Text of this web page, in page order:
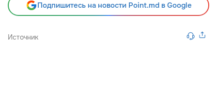
Подпишитесь на новости Point.md в Google
Источник